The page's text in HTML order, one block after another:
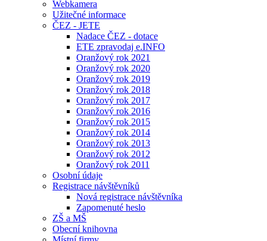
Webkamera
Užitečné informace
ČEZ - JETE
Nadace ČEZ - dotace
ETE zpravodaj e.INFO
Oranžový rok 2021
Oranžový rok 2020
Oranžový rok 2019
Oranžový rok 2018
Oranžový rok 2017
Oranžový rok 2016
Oranžový rok 2015
Oranžový rok 2014
Oranžový rok 2013
Oranžový rok 2012
Oranžový rok 2011
Osobní údaje
Registrace návštěvníků
Nová registrace návštěvníka
Zapomenuté heslo
ZŠ a MŠ
Obecní knihovna